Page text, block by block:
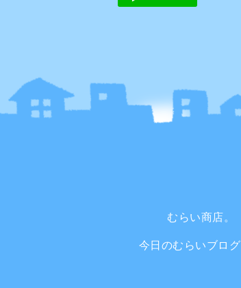
むらい商店。
今日のむらいブログ